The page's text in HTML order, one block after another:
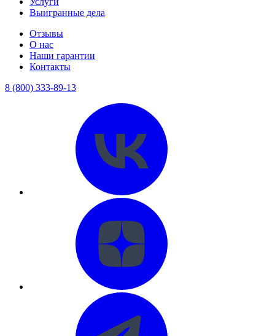
Выигранные дела
Отзывы
О нас
Наши гарантии
Контакты
8 (800) 333-89-13